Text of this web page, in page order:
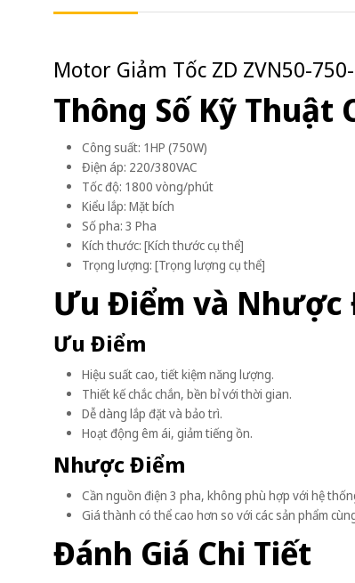
Motor Giảm Tốc ZD ZVN50-
Thông Số Kỹ Thuật
Công suất: 1HP (750W)
Điện áp: 220/380VAC
Tốc độ: 1800 vòng/phút
Kiểu lắp: Mặt bích
Số pha: 3 Pha
Kích thước: [Kích thước cụ thể]
Trọng lượng: [Trọng lượng cụ thể]
Ưu Điểm và Nhược
Ưu Điểm
Hiệu suất cao, tiết kiệm năng lượng.
Thiết kế chắc chắn, bền bỉ với thời gian.
Dễ dàng lắp đặt và bảo trì.
Hoạt động êm ái, giảm tiếng ồn.
Nhược Điểm
Cần nguồn điện 3 pha, không phù hợp với hệ
Giá thành có thể cao hơn so với các sản phẩm
Đánh Giá Chi Tiết